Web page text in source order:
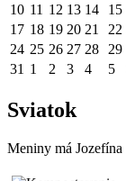
10 11 12 13 14 15
17 18 19 20 21 22
24 25 26 27 28 29
31 1 2 3 4 5
Sviatok
Meniny má Jozefína